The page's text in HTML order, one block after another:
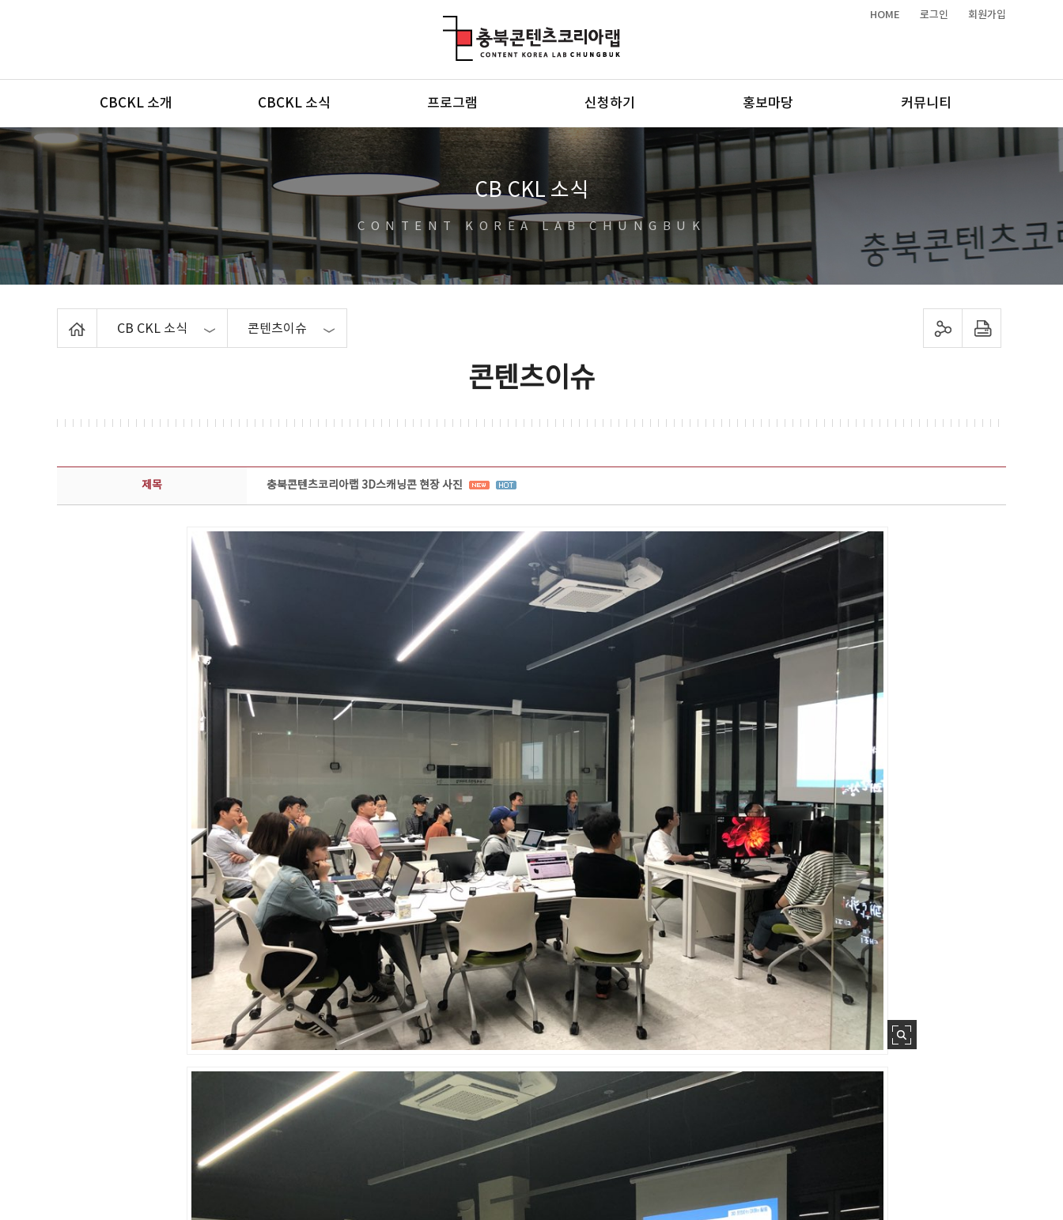
HOME 로그인 회원가입
메뉴
CBCKL 소개 CBCKL 소식 프로그램 신청하기 홍보마당 커뮤니티
CB CKL 소식
CONTENT KOREA LAB CHUNGBUK
CB CKL 소식 콘텐츠이슈 sns 공유하기 프린트하기
콘텐츠이슈
콘텐츠이슈 상세보기 - 제목, 담당부서, 담당자, 담당연락처, 내용, 첨부파일 정보 제공
제목 충북콘텐츠코리아랩 3D스캐닝콘 현장 사진